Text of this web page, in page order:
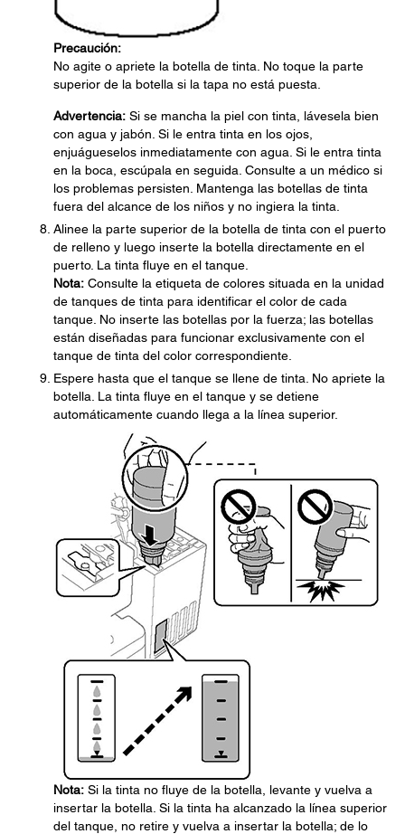
Precaución:
No agite o apriete la botella de tinta. No toque la parte
superior de la botella si la tapa no está puesta.
Advertencia: Si se mancha la piel con tinta, lávesela bien
con agua y jabón. Si le entra tinta en los ojos,
enjuágueselos inmediatamente con agua. Si le entra tinta
en la boca, escúpala en seguida. Consulte a un médico si
los problemas persisten. Mantenga las botellas de tinta
fuera del alcance de los niños y no ingiera la tinta.
Alinee la parte superior de la botella de tinta con el puerto
de relleno y luego inserte la botella directamente en el
puerto. La tinta fluye en el tanque.
Nota: Consulte la etiqueta de colores situada en la unidad
de tanques de tinta para identificar el color de cada
tanque. No inserte las botellas por la fuerza; las botellas
están diseñadas para funcionar exclusivamente con el
tanque de tinta del color correspondiente.
Espere hasta que el tanque se llene de tinta. No apriete la
botella. La tinta fluye en el tanque y se detiene
automáticamente cuando llega a la línea superior.
Nota: Si la tinta no fluye de la botella, levante y vuelva a
insertar la botella. Si la tinta ha alcanzado la línea superior
del tanque, no retire y vuelva a insertar la botella; de lo